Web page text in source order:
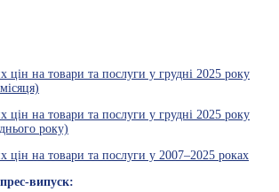
цін на товари та послуги у грудні 2025 року
цін на товари та послуги у грудні 2025 року
року)
цін на товари та послуги у 2007–2025 роках
випуск: